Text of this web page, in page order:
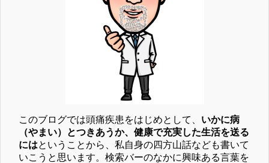
このブログでは頭痛疾患をはじめとして、 いかに病
（やまい）とつきあうか、健康で充実した生活を送る
にはということから、私自身の四方山話なども書いて
いこうと思います。検索バーのなかに興味ある言葉を